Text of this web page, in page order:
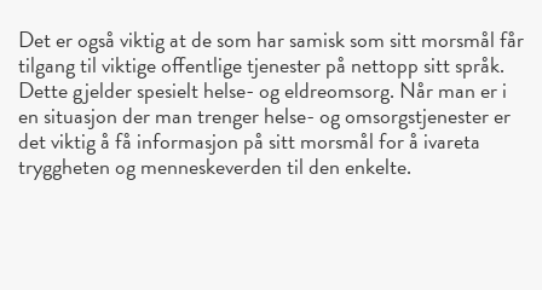
Det er også viktig at de som har samisk som sitt morsmål får
tilgang til viktige offentlige tjenester på nettopp sitt språk.
Dette gjelder spesielt helse- og eldreomsorg. Når man er i
en situasjon der man trenger helse- og omsorgstjenester er
det viktig å få informasjon på sitt morsmål for å ivareta
tryggheten og menneskeverden til den enkelte.